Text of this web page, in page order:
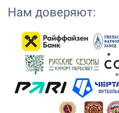
Нам доверяют: